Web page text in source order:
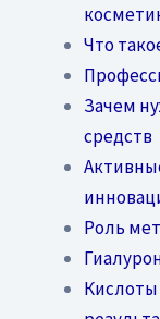
Что
Зачем
средств
Роль